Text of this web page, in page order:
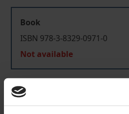
Book
ISBN 978-3-8329-0971-0
Not available